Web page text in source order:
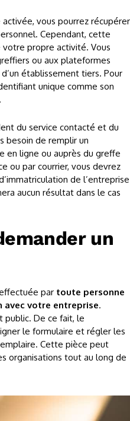
vous pourrez récupérer
Cependant, cette
propre activité. Vous
ou aux plateformes
établissement tiers. Pour
unique comme son
du service contacté et du
besoin de remplir un
en ligne ou auprès du greffe
ou par courrier, vous devrez
de l’entreprise
aucun résultat dans le cas
un
par toute personne
avec votre entreprise.
public. De ce fait, le
le formulaire et régler les
Cette pièce peut
organisations tout au long de